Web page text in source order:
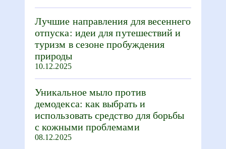
Лучшие направления для весеннего
отпуска: идеи для путешествий и
туризм в сезоне пробуждения
природы
10.12.2025
Уникальное мыло против
демодекса: как выбрать и
использовать средство для борьбы
с кожными проблемами
08.12.2025